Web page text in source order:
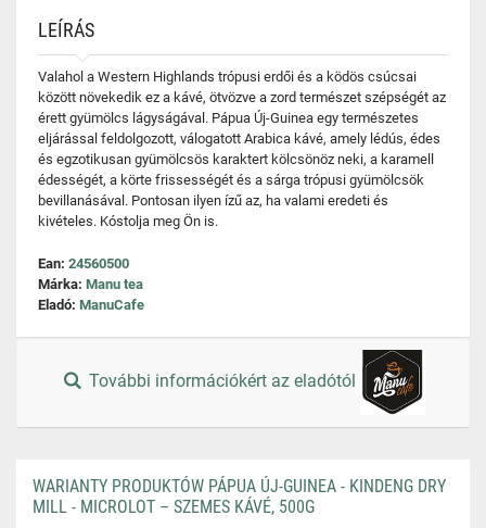
LEÍRÁS
Valahol a Western Highlands trópusi erdői és a ködös csúcsai
között növekedik ez a kávé, ötvözve a zord természet szépségét az
érett gyümölcs lágyságával. Pápua Új-Guinea egy természetes
eljárással feldolgozott, válogatott Arabica kávé, amely lédús, édes
és egzotikusan gyümölcsös karaktert kölcsönöz neki, a karamell
édességét, a körte frissességét és a sárga trópusi gyümölcsök
bevillanásával. Pontosan ilyen ízű az, ha valami eredeti és
kivételes. Kóstolja meg Ön is.
Ean: 24560500
Márka: Manu tea
Eladó: ManuCafe
További információkért az eladótól
WARIANTY PRODUKTÓW PÁPUA ÚJ-GUINEA - KINDENG DRY
MILL - MICROLOT – SZEMES KÁVÉ, 500G